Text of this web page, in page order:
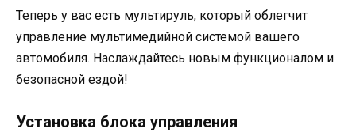
Теперь у вас есть мультируль, который облегчит
управление мультимедийной системой вашего
автомобиля. Наслаждайтесь новым функционалом и
безопасной ездой!
Установка блока управления